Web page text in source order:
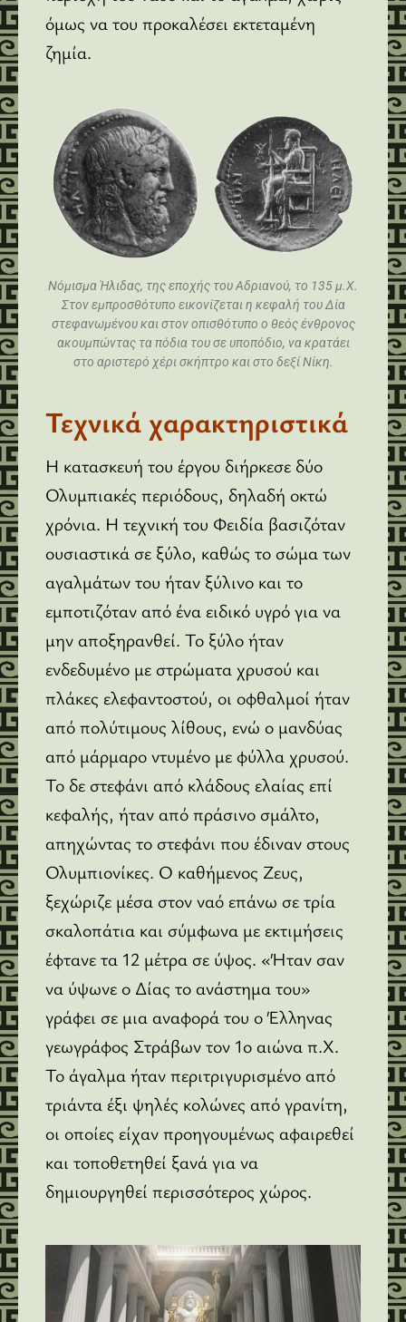
όμως να του προκαλέσει εκτεταμένη
ζημία.
Νόμισμα Ήλιδας, της εποχής του Αδριανού, το 135 μ.Χ.
Στον εμπροσθότυπο εικονίζεται η κεφαλή του Δία
στεφανωμένου και στον οπισθότυπο ο θεός ένθρονος
ακουμπώντας τα πόδια του σε υποπόδιο, να κρατάει
στο αριστερό χέρι σκήπτρο και στο δεξί Νίκη.
Τεχνικά χαρακτηριστικά
Η κατασκευή του έργου διήρκεσε δύο
Ολυμπιακές περιόδους, δηλαδή οκτώ
χρόνια. Η τεχνική του Φειδία βασιζόταν
ουσιαστικά σε ξύλο, καθώς το σώμα των
αγαλμάτων του ήταν ξύλινο και το
εμποτιζόταν από ένα ειδικό υγρό για να
μην αποξηρανθεί. Το ξύλο ήταν
ενδεδυμένο με στρώματα χρυσού και
πλάκες ελεφαντοστού, οι οφθαλμοί ήταν
από πολύτιμους λίθους, ενώ ο μανδύας
από μάρμαρο ντυμένο με φύλλα χρυσού.
Το δε στεφάνι από κλάδους ελαίας επί
κεφαλής, ήταν από πράσινο σμάλτο,
απηχώντας το στεφάνι που έδιναν στους
Ολυμπιονίκες. Ο καθήμενος Ζευς,
ξεχώριζε μέσα στον ναό επάνω σε τρία
σκαλοπάτια και σύμφωνα με εκτιμήσεις
έφτανε τα 12 μέτρα σε ύψος. «Ήταν σαν
να ύψωνε ο Δίας το ανάστημα του»
γράφει σε μια αναφορά του ο Έλληνας
γεωγράφος Στράβων τον 1ο αιώνα π.Χ.
Το άγαλμα ήταν περιτριγυρισμένο από
τριάντα έξι ψηλές κολώνες από γρανίτη,
οι οποίες είχαν προηγουμένως αφαιρεθεί
και τοποθετηθεί ξανά για να
δημιουργηθεί περισσότερος χώρος.